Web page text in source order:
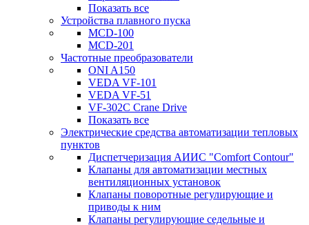
Показать все
Устройства плавного пуска
MCD-100
MCD-201
Частотные преобразователи
ONI A150
VEDA VF-101
VEDA VF-51
VF-302C Crane Drive
Показать все
Электрические средства автоматизации тепловых
пунктов
Диспетчеризация АИИС "Comfort Contour"
Клапаны для автоматизации местных
вентиляционных установок
Клапаны поворотные регулирующие и
приводы к ним
Клапаны регулирующие седельные и